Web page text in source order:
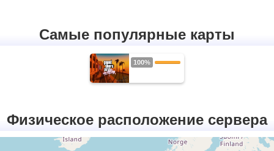
Самые популярные карты
100%
Физическое расположение сервера